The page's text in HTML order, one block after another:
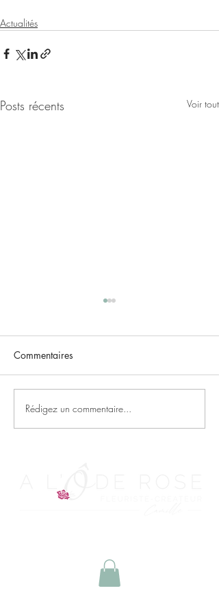
Actualités
Posts récents Voir tout
ＰＲＥＭＩＥＲ ＰＲＩＸ
Commentaires
Rédigez un commentaire...